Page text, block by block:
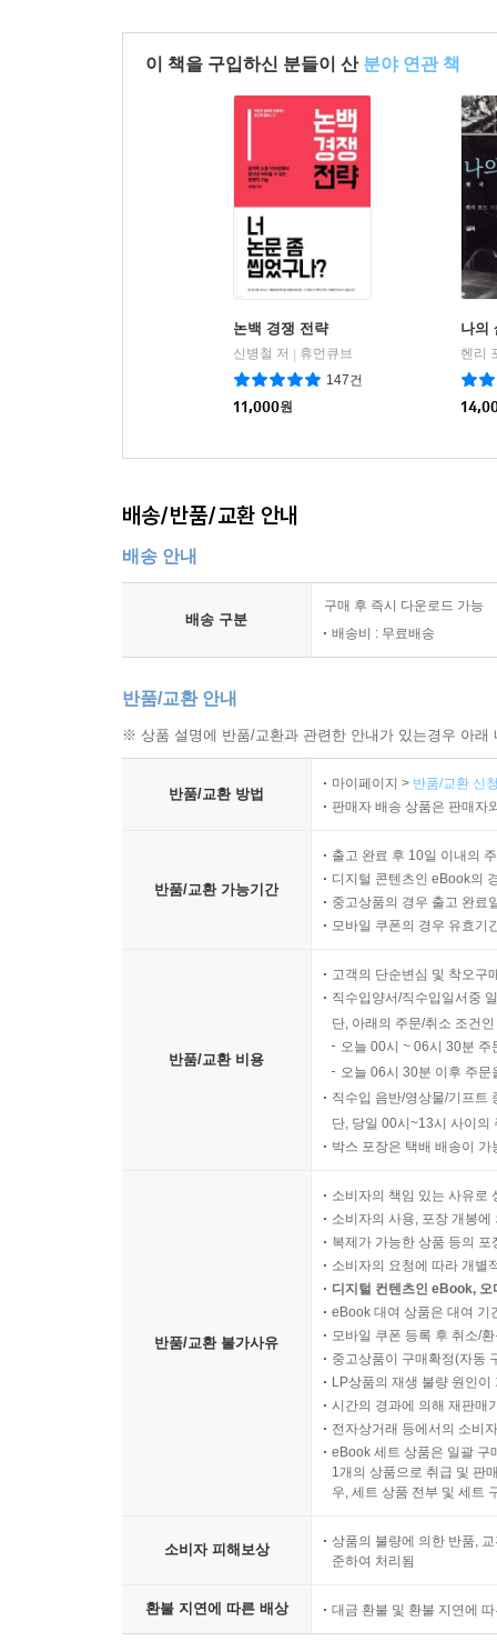
이 책을 구입하신 분들이 산 분야 연관 책
논백 경쟁 전략
신병철 저
휴먼큐브
147건
11,000원
나의
헨리
배송/반품/교환 안내
배송 안내
배송 구분
구매 후 즉시 다운로드 가능
배송비 : 무료배송
반품/교환 안내
※ 상품 설명에 반품/교환과 관련한 안내가 있는경우 아
반품/교환 방법
마이페이지 > 반품/교환 신
판매자 배송 상품은 판매자
반품/교환 가능기간
출고 완료 후 10일 이내의
디지털 콘텐츠인 eBook의
중고상품의 경우 출고 완료
모바일 쿠폰의 경우 유효기
반품/교환 비용
고객의 단순변심 및 착오구
직수입양서/직수입일서중
단, 아래의 주문/취소 조건
오늘 00시 ~ 06시 30분
오늘 06시 30분 이후 주
직수입 음반/영상물/기프트
단, 당일 00시~13시 사이의
박스 포장은 택배 배송이
반품/교환 불가사유
소비자의 책임 있는 사유로
소비자의 사용, 포장 개봉
복제가 가능한 상품 등의
소비자의 요청에 따라 개별
디지털 컨텐츠인 eBook,
eBook 대여 상품은 대여 기
모바일 쿠폰 등록 후 취소/
중고상품이 구매확정(자동
LP상품의 재생 불량 원인
시간의 경과에 의해 재판매
전자상거래 등에서의 소비
eBook 세트 상품은 일괄 구
1개의 상품으로 취급 및 판
우, 세트 상품 전부 및 세트
소비자 피해보상
상품의 불량에 의한 반품,
준하여 처리됨
환불 지연에 따른 배상 대금 환불 및 환불 지연에